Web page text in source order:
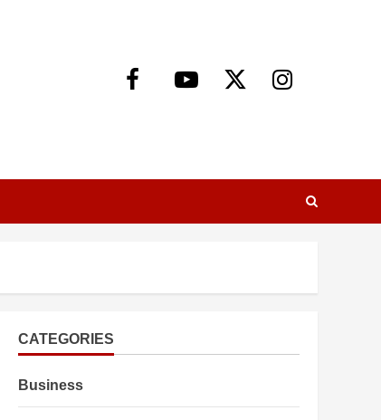
FacebookYoutubeX Instagram
CATEGORIES
Business